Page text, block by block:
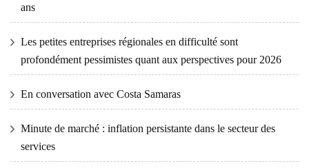
ans
Les petites entreprises régionales en difficulté sont
profondément pessimistes quant aux perspectives pour 2026
En conversation avec Costa Samaras
Minute de marché : inflation persistante dans le secteur des
services